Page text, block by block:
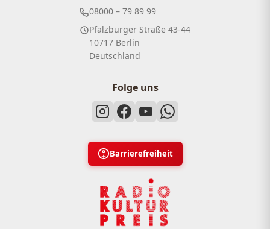
08000 – 79 89 99
Pfalzburger Straße 43-44
10717 Berlin
Deutschland
Folge uns
Barrierefreiheit